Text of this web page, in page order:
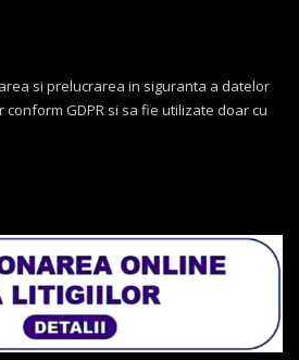
si prelucrarea in siguranta a datelor
GDPR si sa fie utilizate doar cu